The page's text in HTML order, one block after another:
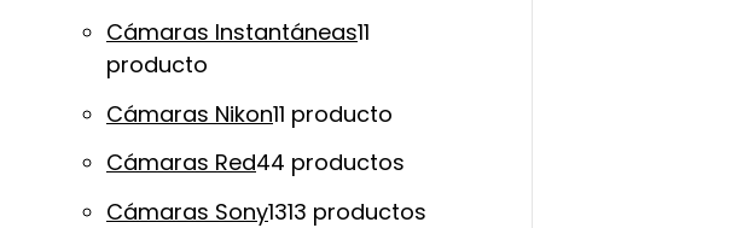
Cámaras Instantáneas11
producto
Cámaras Nikon11 producto
Cámaras Red44 productos
Cámaras Sony1313 productos